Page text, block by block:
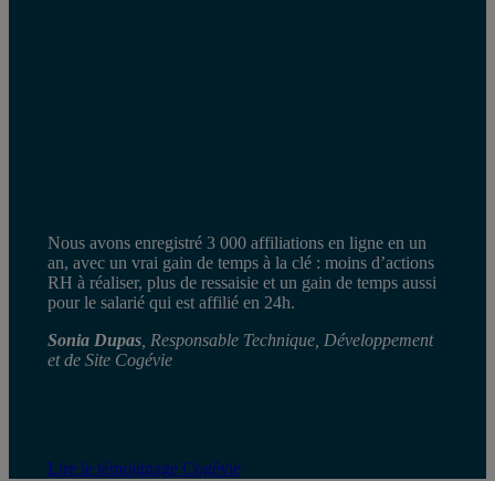
Nous avons enregistré 3 000 affiliations en ligne en un
an, avec un vrai gain de temps à la clé : moins d’actions
RH à réaliser, plus de ressaisie et un gain de temps aussi
pour le salarié qui est affilié en 24h.
Sonia Dupas, Responsable Technique, Développement
et de Site Cogévie
Lire le témoignage Cogévie